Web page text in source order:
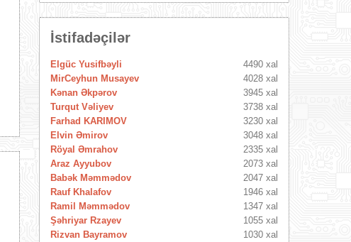
İstifadəçilər
Elgüc Yusifbəyli
4490 xal
MirCeyhun Musayev
4028 xal
Kənan Əkpərov
3945 xal
Turqut Vəliyev
3738 xal
Farhad KARIMOV
3230 xal
Elvin Əmirov
3048 xal
Röyal Əmrahov
2335 xal
Araz Ayyubov
2073 xal
Babək Məmmədov
2047 xal
Rauf Khalafov
1946 xal
Ramil Məmmədov
1347 xal
Şəhriyar Rzayev
1055 xal
Rizvan Bayramov
1030 xal